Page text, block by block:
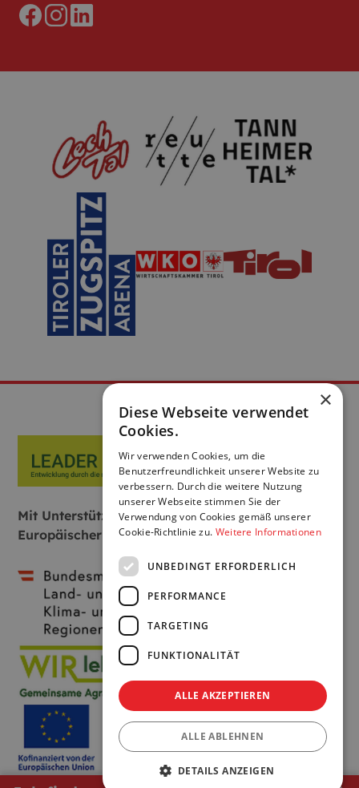
Mit Unterstützung von Bund, Land und
Europäischer Union:
×
Diese Webseite verwendet
Cookies.
Wir verwenden Cookies, um die
Benutzerfreundlichkeit unserer Website zu
verbessern. Durch die weitere Nutzung
unserer Webseite stimmen Sie der
Verwendung von Cookies gemäß unserer
Cookie-Richtlinie zu. Weitere Informationen
UNBEDINGT ERFORDERLICH
PERFORMANCE
TARGETING
FUNKTIONALITÄT
ALLE AKZEPTIEREN
ALLE ABLEHNEN
DETAILS ANZEIGEN